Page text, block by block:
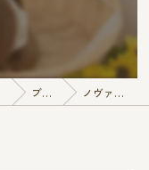
ブログ ノヴァくん🌻